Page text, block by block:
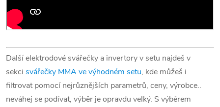
Další elektrodové svářečky a invertory v setu najdeš v
sekci svářečky MMA ve výhodném setu, kde můžeš i
filtrovat pomocí nejrůznějších parametrů, ceny, výrobce..
neváhej se podívat, výběr je opravdu velký. S výběrem